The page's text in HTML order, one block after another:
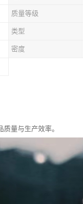
质量等级
类型
密度
量与生产效率。